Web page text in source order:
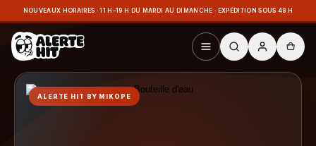
NOUVEAUX HORAIRES · 11 H–19 H DU MARDI AU DIMANCHE · EXPÉDITION SOUS 48 H
ALERTE HIT BY MIKOPE